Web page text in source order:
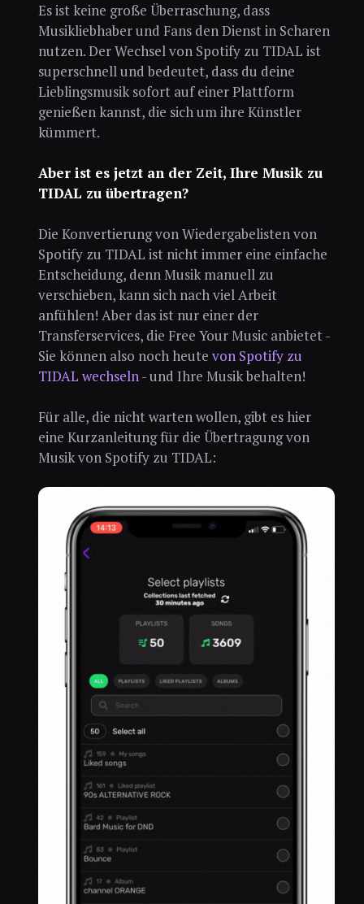
Es ist keine große Überraschung, dass
Musikliebhaber und Fans den Dienst in Scharen
nutzen. Der Wechsel von Spotify zu TIDAL ist
superschnell und bedeutet, dass du deine
Lieblingsmusik sofort auf einer Plattform
genießen kannst, die sich um ihre Künstler
kümmert.
Aber ist es jetzt an der Zeit, Ihre Musik zu
TIDAL zu übertragen?
Die Konvertierung von Wiedergabelisten von
Spotify zu TIDAL ist nicht immer eine einfache
Entscheidung, denn Musik manuell zu
verschieben, kann sich nach viel Arbeit
anfühlen! Aber das ist nur einer der
Transferservices, die Free Your Music anbietet -
Sie können also noch heute von Spotify zu
TIDAL wechseln- und Ihre Musik behalten!
Für alle, die nicht warten wollen, gibt es hier
eine Kurzanleitung für die Übertragung von
Musik von Spotify zu TIDAL: